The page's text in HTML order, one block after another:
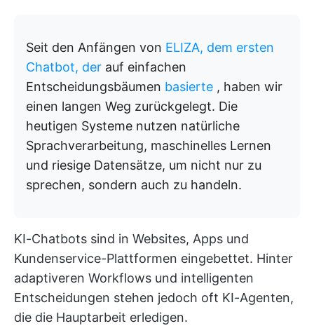
Seit den Anfängen von ELIZA, dem ersten
Chatbot, der auf einfachen
Entscheidungsbäumen basierte , haben wir
einen langen Weg zurückgelegt. Die
heutigen Systeme nutzen natürliche
Sprachverarbeitung, maschinelles Lernen
und riesige Datensätze, um nicht nur zu
sprechen, sondern auch zu handeln.
KI-Chatbots sind in Websites, Apps und
Kundenservice-Plattformen eingebettet. Hinter
adaptiveren Workflows und intelligenten
Entscheidungen stehen jedoch oft KI-Agenten,
die die Hauptarbeit erledigen.